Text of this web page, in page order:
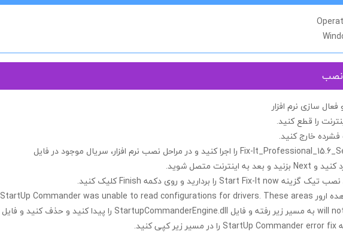
نصب
سازی نرم افزار
را قطع کنید.
فشرده خارج کنید.
Fix- را اجرا کنید و در مراحل نصب نرم افزار، سریال موجود در فایل
کنید و Next بزنید و بعد به اینترنت متصل شوید.
نصب تیک گزینه Start Fix-It now را بردارید و روی دکمه Finishکلیک کنید.
ارور StartUp Commander was unable to read configurations for drivers. These areas
will به مسیر زیر رفته و فایل StartupCommanderEngine.dll را پیدا کنید و حذف کنید و فایل
StartUp Commander error fix را در مسیر زیر کپی کنید.